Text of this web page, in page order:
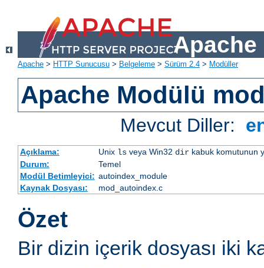
Apache
Apache > HTTP Sunucusu > Belgeleme > Sürüm 2.4 > Modüller
Apache Modülü
Mevcut Diller:
Açıklama: Unix lsveya Win32 dirkabuk komutunun
Durum:
Temel
Modül Betimleyici: autoindex_module
Kaynak Dosyası:
mod_autoindex.c
Özet
Bir dizin içerik dosyası iki